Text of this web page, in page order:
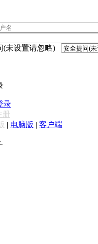
(未设置请忽略)
录
册
| 电脑版 | 客户端